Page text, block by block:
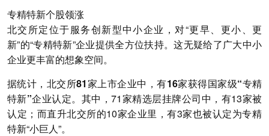
专精特新个股领涨
北交所定位于服务创新型中小企业，对“更早、更小、更
新”的“专精特新”企业提供全方位扶持。这无疑给了广大中小
企业更丰富的想象空间。
据统计，北交所81家上市企业中，有16家获得国家级“专精
特新”企业认定。 其中，71家精选层挂牌公司中，有13家被
认定；而直升北交所的10家企业里，有3家也被认定为专精
特新“小巨人”。